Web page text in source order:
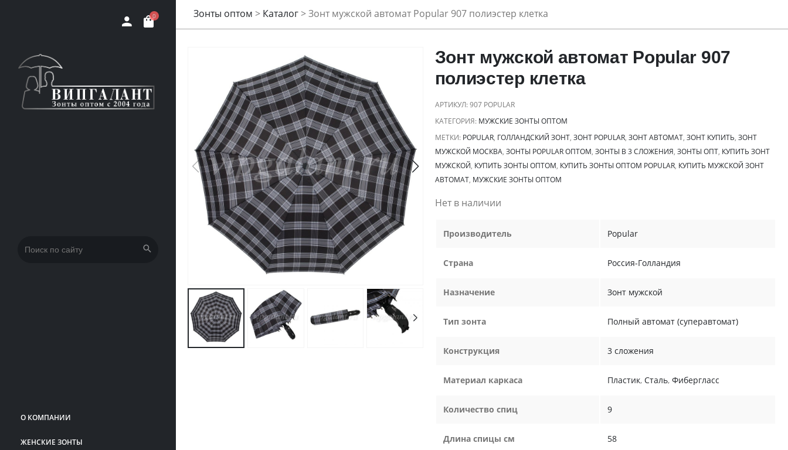
0
Искать:
О КОМПАНИИ
ЖЕНСКИЕ ЗОНТЫ
Зонты оптом > Каталог>Зонт мужской автомат Popular 907 полиэстер клетка
Зонт мужской автомат Popular 907
полиэстер клетка
АРТИКУЛ:907 POPULAR
КАТЕГОРИЯ: МУЖСКИЕ ЗОНТЫ ОПТОМ
МЕТКИ: POPULAR, ГОЛЛАНДСКИЙ ЗОНТ, ЗОНТ POPULAR, ЗОНТ АВТОМАТ, ЗОНТ КУПИТЬ, ЗОНТ
МУЖСКОЙ МОСКВА, ЗОНТЫ POPULAR ОПТОМ, ЗОНТЫ В 3 СЛОЖЕНИЯ, ЗОНТЫ ОПТ, КУПИТЬ ЗОНТ
МУЖСКОЙ, КУПИТЬ ЗОНТЫ ОПТОМ, КУПИТЬ ЗОНТЫ ОПТОМ POPULAR, КУПИТЬ МУЖСКОЙ ЗОНТ
АВТОМАТ, МУЖСКИЕ ЗОНТЫ ОПТОМ
Нет в наличии
Производитель Popular
Страна Россия-Голландия
Назначение Зонт мужской
Тип зонта Полный автомат (суперавтомат)
Конструкция 3 сложения
Материал каркаса Пластик, Сталь, Фибергласс
Количество спиц 9
Длина спицы см 58